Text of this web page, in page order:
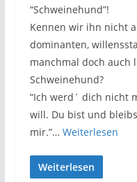
“Schweinehund”!
Kennen wir ihn nicht
dominanten,
manchmal doch auch
Schweinehund?
“Ich werd´ dich nicht
will. Du bist und
mir.”… Weiterlesen
Weiterlesen